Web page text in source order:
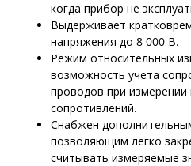
когда прибор не
Выдерживает
напряжения до 8 000 В.
Режим относительных
возможность учета
проводов при
сопротивлений.
Снабжен
позволяющим легко
считывать измеряемые